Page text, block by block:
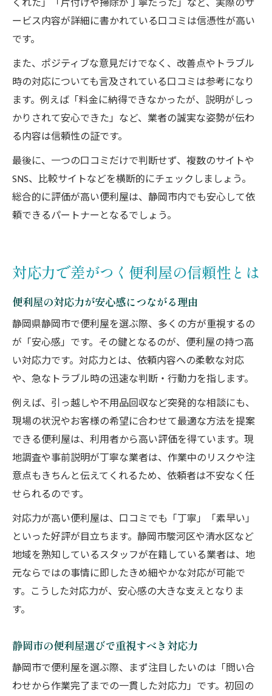
くれた」「片付けや掃除が丁寧だった」など、実際のサ
ービス内容が詳細に書かれている口コミは信憑性が高い
です。
また、ポジティブな意見だけでなく、改善点やトラブル
時の対応についても言及されている口コミは参考になり
ます。例えば「料金に納得できなかったが、説明がしっ
かりされて安心できた」など、業者の誠実な姿勢が伝わ
る内容は信頼性の証です。
最後に、一つの口コミだけで判断せず、複数のサイトや
SNS、比較サイトなどを横断的にチェックしましょう。
総合的に評価が高い便利屋は、静岡市内でも安心して依
頼できるパートナーとなるでしょう。
対応力で差がつく便利屋の信頼性とは
便利屋の対応力が安心感につながる理由
静岡県静岡市で便利屋を選ぶ際、多くの方が重視するの
が「安心感」です。その鍵となるのが、便利屋の持つ高
い対応力です。対応力とは、依頼内容への柔軟な対応
や、急なトラブル時の迅速な判断・行動力を指します。
例えば、引っ越しや不用品回収など突発的な相談にも、
現場の状況やお客様の希望に合わせて最適な方法を提案
できる便利屋は、利用者から高い評価を得ています。現
地調査や事前説明が丁寧な業者は、作業中のリスクや注
意点もきちんと伝えてくれるため、依頼者は不安なく任
せられるのです。
対応力が高い便利屋は、口コミでも「丁寧」「素早い」
といった好評が目立ちます。静岡市駿河区や清水区など
地域を熟知しているスタッフが在籍している業者は、地
元ならではの事情に即したきめ細やかな対応が可能で
す。こうした対応力が、安心感の大きな支えとなりま
す。
静岡市の便利屋選びで重視すべき対応力
静岡市で便利屋を選ぶ際、まず注目したいのは「問い合
わせから作業完了までの一貫した対応力」です。初回の